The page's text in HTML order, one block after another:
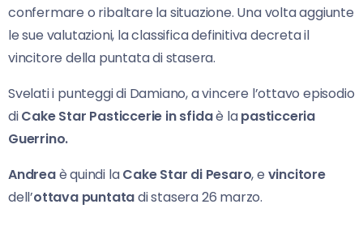
confermare o ribaltare la situazione. Una volta aggiunte
le sue valutazioni, la classifica definitiva decreta il
vincitore della puntata di stasera.
Svelati i punteggi di Damiano, a vincere l’ottavo episodio
diCake Star Pasticcerie in sfidaè lapasticceria
Guerrino.
Andreaè quindi laCake Star di Pesaro, e vincitore
dell’ottava puntatadi stasera 26 marzo.